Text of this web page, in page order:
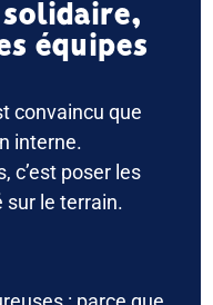
solidaire,
équipes
convaincu que
interne.
c’est poser les
sur le terrain.